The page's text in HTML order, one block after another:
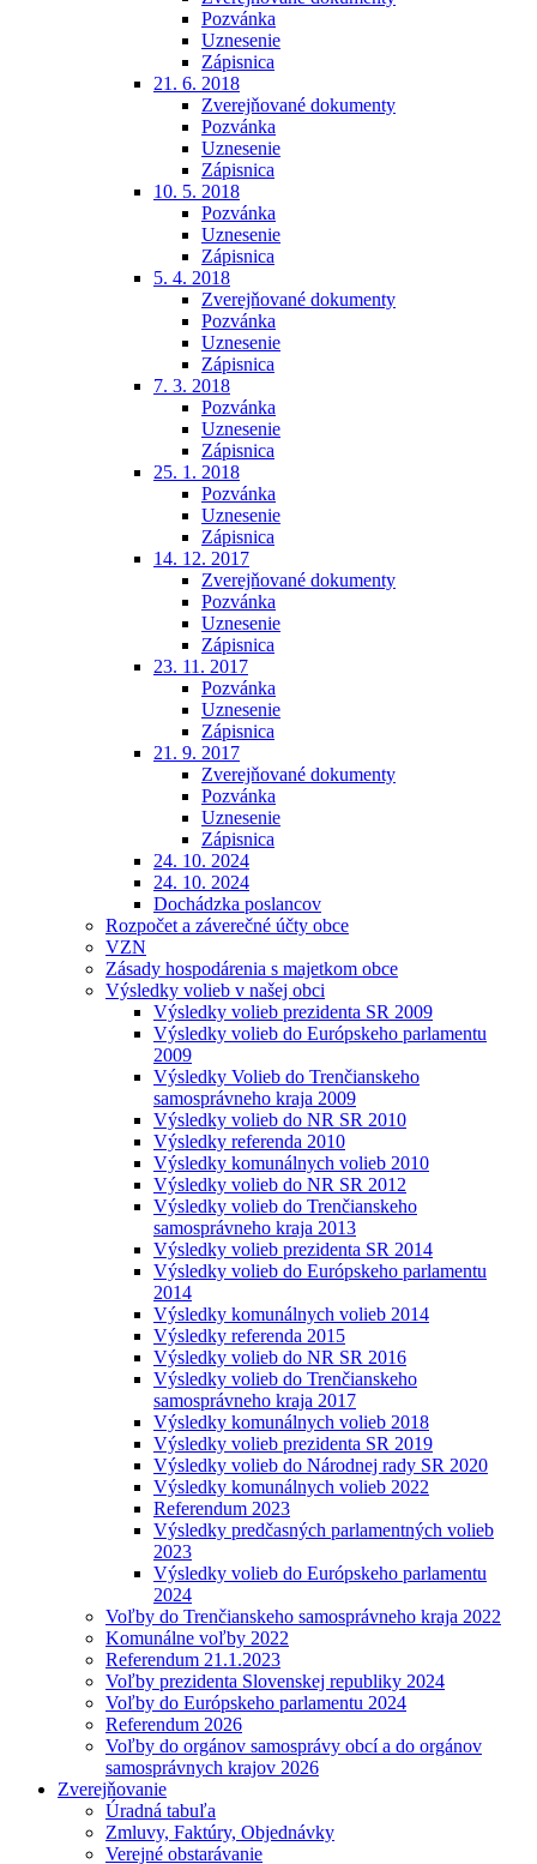
Pozvánka
Uznesenie
Zápisnica
21. 6. 2018
Zverejňované dokumenty
Pozvánka
Uznesenie
Zápisnica
10. 5. 2018
Pozvánka
Uznesenie
Zápisnica
5. 4. 2018
Zverejňované dokumenty
Pozvánka
Uznesenie
Zápisnica
7. 3. 2018
Pozvánka
Uznesenie
Zápisnica
25. 1. 2018
Pozvánka
Uznesenie
Zápisnica
14. 12. 2017
Zverejňované dokumenty
Pozvánka
Uznesenie
Zápisnica
23. 11. 2017
Pozvánka
Uznesenie
Zápisnica
21. 9. 2017
Zverejňované dokumenty
Pozvánka
Uznesenie
Zápisnica
24. 10. 2024
24. 10. 2024
Dochádzka poslancov
Rozpočet a záverečné účty obce
VZN
Zásady hospodárenia s majetkom obce
Výsledky volieb v našej obci
Výsledky volieb prezidenta SR 2009
Výsledky volieb do Európskeho parlamentu
2009
Výsledky Volieb do Trenčianskeho
samosprávneho kraja 2009
Výsledky volieb do NR SR 2010
Výsledky referenda 2010
Výsledky komunálnych volieb 2010
Výsledky volieb do NR SR 2012
Výsledky volieb do Trenčianskeho
samosprávneho kraja 2013
Výsledky volieb prezidenta SR 2014
Výsledky volieb do Európskeho parlamentu
2014
Výsledky komunálnych volieb 2014
Výsledky referenda 2015
Výsledky volieb do NR SR 2016
Výsledky volieb do Trenčianskeho
samosprávneho kraja 2017
Výsledky komunálnych volieb 2018
Výsledky volieb prezidenta SR 2019
Výsledky volieb do Národnej rady SR 2020
Výsledky komunálnych volieb 2022
Referendum 2023
Výsledky predčasných parlamentných volieb
2023
Výsledky volieb do Európskeho parlamentu
2024
Voľby do Trenčianskeho samosprávneho kraja 2022
Komunálne voľby 2022
Referendum 21.1.2023
Voľby prezidenta Slovenskej republiky 2024
Voľby do Európskeho parlamentu 2024
Referendum 2026
Voľby do orgánov samosprávy obcí a do orgánov
samosprávnych krajov 2026
Zverejňovanie
Úradná tabuľa
Zmluvy, Faktúry, Objednávky
Verejné obstarávanie